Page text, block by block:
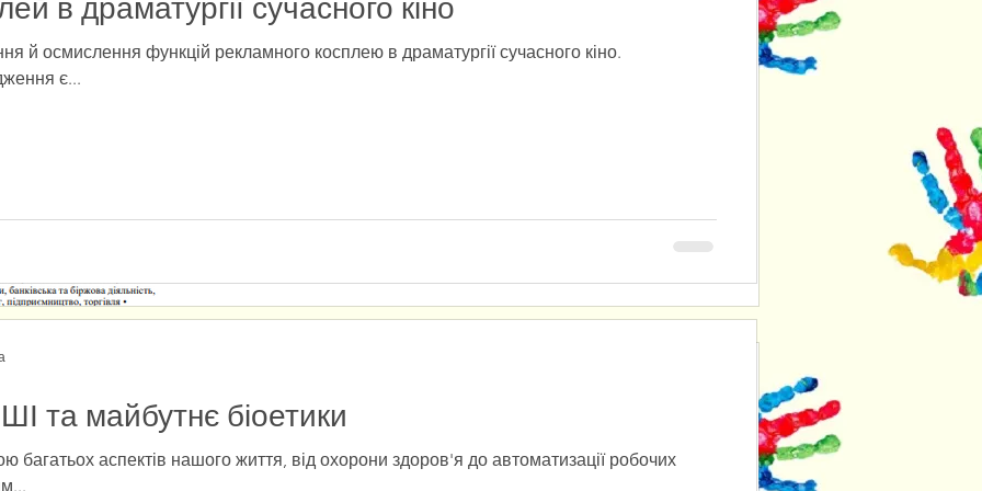
Сучасне тіло людини як
соціальна категорія: концепція
в драматургії сучасного кіно
в драматургії сучасного кіно
є...
та майбутнє біоетики
багатьох аспектів нашого життя, від охорони здоров'я до автоматизації робочих